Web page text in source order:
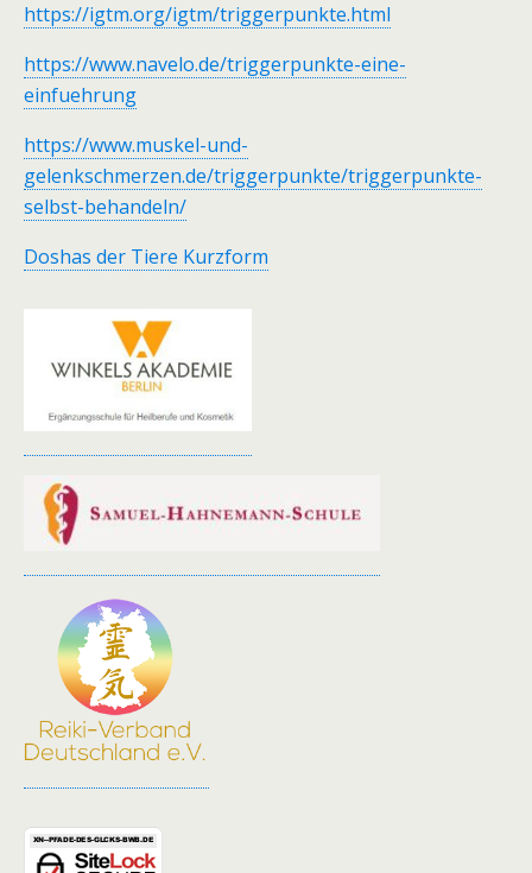
https://igtm.org/igtm/triggerpunkte.html
https://www.navelo.de/triggerpunkte-eine-
einfuehrung
https://www.muskel-und-
gelenkschmerzen.de/triggerpunkte/triggerpunkte-
selbst-behandeln/
Doshas der Tiere Kurzform